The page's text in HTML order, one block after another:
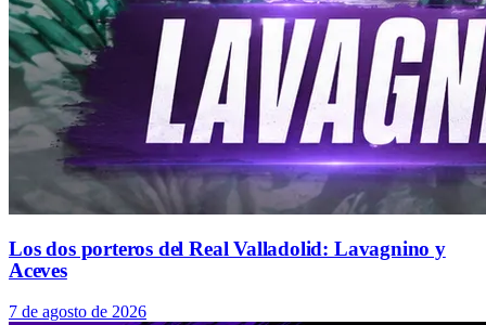
Los dos porteros del Real Valladolid: Lavagnino y
Aceves
7 de agosto de 2026